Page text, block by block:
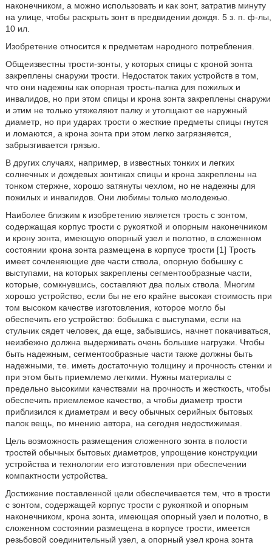
наконечником, а можно использовать и как зонт, затратив минуту
на улице, чтобы раскрыть зонт в предвидении дождя. 5 з. п. ф-лы,
10 ил.
Изобретение относится к предметам народного потребления.
Общеизвестны трости-зонты, у которых спицы с кроной зонта
закреплены снаружи трости. Недостаток таких устройств в том,
что они надежны как опорная трость-палка для пожилых и
инвалидов, но при этом спицы и крона зонта закреплены снаружи
и этим не только утяжеляют палку и утолщают ее наружный
диаметр, но при ударах трости о жесткие предметы спицы гнутся
и ломаются, а крона зонта при этом легко загрязняется,
забрызгивается грязью.
В других случаях, например, в известных тонких и легких
солнечных и дождевых зонтиках спицы и крона закреплены на
тонком стержне, хорошо затянуты чехлом, но не надежны для
пожилых и инвалидов. Они любимы только молодежью.
Наиболее близким к изобретению является трость с зонтом,
содержащая корпус трости с рукояткой и опорным наконечником
и крону зонта, имеющую опорный узел и полотно, в сложенном
состоянии крона зонта размещена в корпусе трости [1] Трость
имеет сочленяющие две части ствола, опорную бобышку с
выступами, на которых закреплены сегментообразные части,
которые, сомкнувшись, составляют два полых ствола. Многим
хорошо устройство, если бы не его крайне высокая стоимость при
том высоком качестве изготовления, которое могло бы
обеспечить его устройство: бобышка с выступами, если на
стульчик сядет человек, да еще, забывшись, начнет покачиваться,
неизбежно должна выдерживать очень большие нагрузки. Чтобы
быть надежным, сегментообразные части также должны быть
надежными, т.е. иметь достаточную толщину и прочность стенки и
при этом быть приемлемо легкими. Нужны материалы с
предельно высокими качествами на прочность и жесткость, чтобы
обеспечить приемлемое качество, а чтобы диаметр трости
приблизился к диаметрам и весу обычных серийных бытовых
палок вещь, по мнению автора, на сегодня недостижимая.
Цель возможность размещения сложенного зонта в полости
тростей обычных бытовых диаметров, упрощение конструкции
устройства и технологии его изготовления при обеспечении
компактности устройства.
Достижение поставленной цели обеспечивается тем, что в трости
с зонтом, содержащей корпус трости с рукояткой и опорным
наконечником, крона зонта, имеющая опорный узел и полотно, в
сложенном состоянии размещена в корпусе трости, имеется
резьбовой соединительный узел, а опорный узел крона зонта